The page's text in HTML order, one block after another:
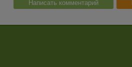
Написать комментарий